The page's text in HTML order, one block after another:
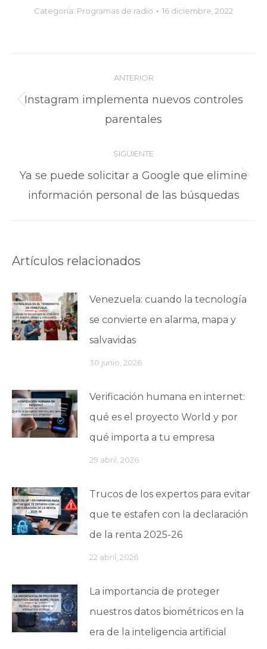
Categoría: Programas de radio 16 diciembre, 2022
publicaciones
ANTERIOR
Instagram implementa nuevos controles
parentales
SIGUIENTE
Publicación
Ya se puede solicitar a Google que elimine
información personal de las búsquedas
Artículos relacionados
Venezuela: cuando la tecnología
se convierte en alarma, mapa y
salvavidas
30 junio, 2026
Verificación humana en internet:
qué es el proyecto World y por
qué importa a tu empresa
29 abril, 2026
Trucos de los expertos para evitar
que te estafen con la declaración
de la renta 2025-26
22 abril, 2026
La importancia de proteger
nuestros datos biométricos en la
era de la inteligencia artificial